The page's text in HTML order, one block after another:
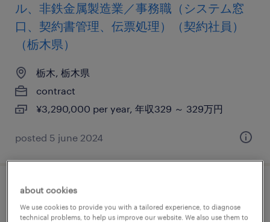
ル、非鉄金属製造業／事務職（システム窓
口、契約書管理、伝票処理）（契約社員）
（栃木県）
栃木, 栃木県
contract
¥3,290,000 per year, 年収329 ～ 329万円
posted 5 june 2024
【障がい者求人】製造業／一般事務/軽作業
（契約社員）（熊本県）
about cookies
We use cookies to provide you with a tailored experience, to diagnose
technical problems, to help us improve our website. We also use them to